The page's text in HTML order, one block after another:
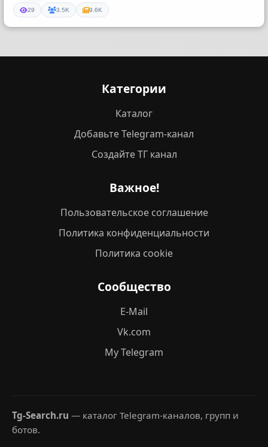
29 3.5K 9.6K
Категории
Каталог
Добавьте Telegram-канал
Создайте ТГ канал
Важное!
Пользовательское соглашение
Политика конфиденциальности
Политика cookie
Сообщество
E-Mail
Vk.com
My Telegram
Tg-Search.ru — каталог Telegram-каналов, групп и
ботов.